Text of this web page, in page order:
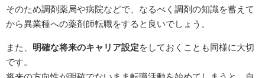
そのため調剤薬局や病院などで、なるべく調剤の知識を蓄えて
から異業種への薬剤師転職をすると良いでしょう。
また、 明確な将来のキャリア設定 をしておくことも同様に大切
です。